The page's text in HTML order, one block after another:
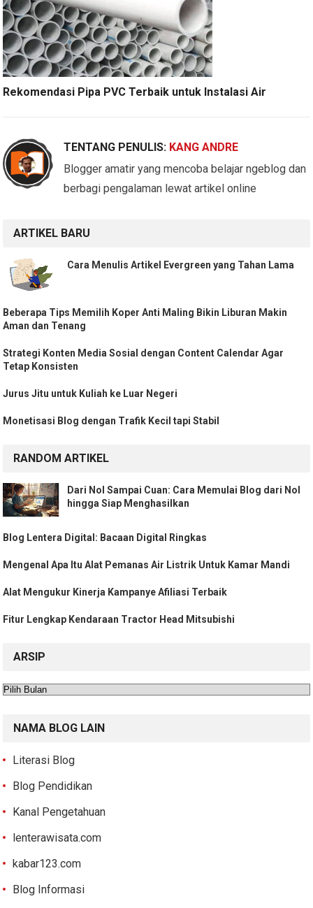
Rekomendasi Pipa PVC Terbaik untuk Instalasi Air
TENTANG PENULIS: KANG ANDRE
Blogger amatir yang mencoba belajar ngeblog dan
berbagi pengalaman lewat artikel online
ARTIKEL BARU
Cara Menulis Artikel Evergreen yang Tahan Lama
Beberapa Tips Memilih Koper Anti Maling Bikin Liburan Makin
Aman dan Tenang
Strategi Konten Media Sosial dengan Content Calendar Agar
Tetap Konsisten
Jurus Jitu untuk Kuliah ke Luar Negeri
Monetisasi Blog dengan Trafik Kecil tapi Stabil
RANDOM ARTIKEL
Dari Nol Sampai Cuan: Cara Memulai Blog dari Nol
hingga Siap Menghasilkan
Blog Lentera Digital: Bacaan Digital Ringkas
Mengenal Apa Itu Alat Pemanas Air Listrik Untuk Kamar Mandi
Alat Mengukur Kinerja Kampanye Afiliasi Terbaik
Fitur Lengkap Kendaraan Tractor Head Mitsubishi
ARSIP
Arsip
NAMA BLOG LAIN
Literasi Blog
Blog Pendidikan
Kanal Pengetahuan
lenterawisata.com
kabar123.com
Blog Informasi